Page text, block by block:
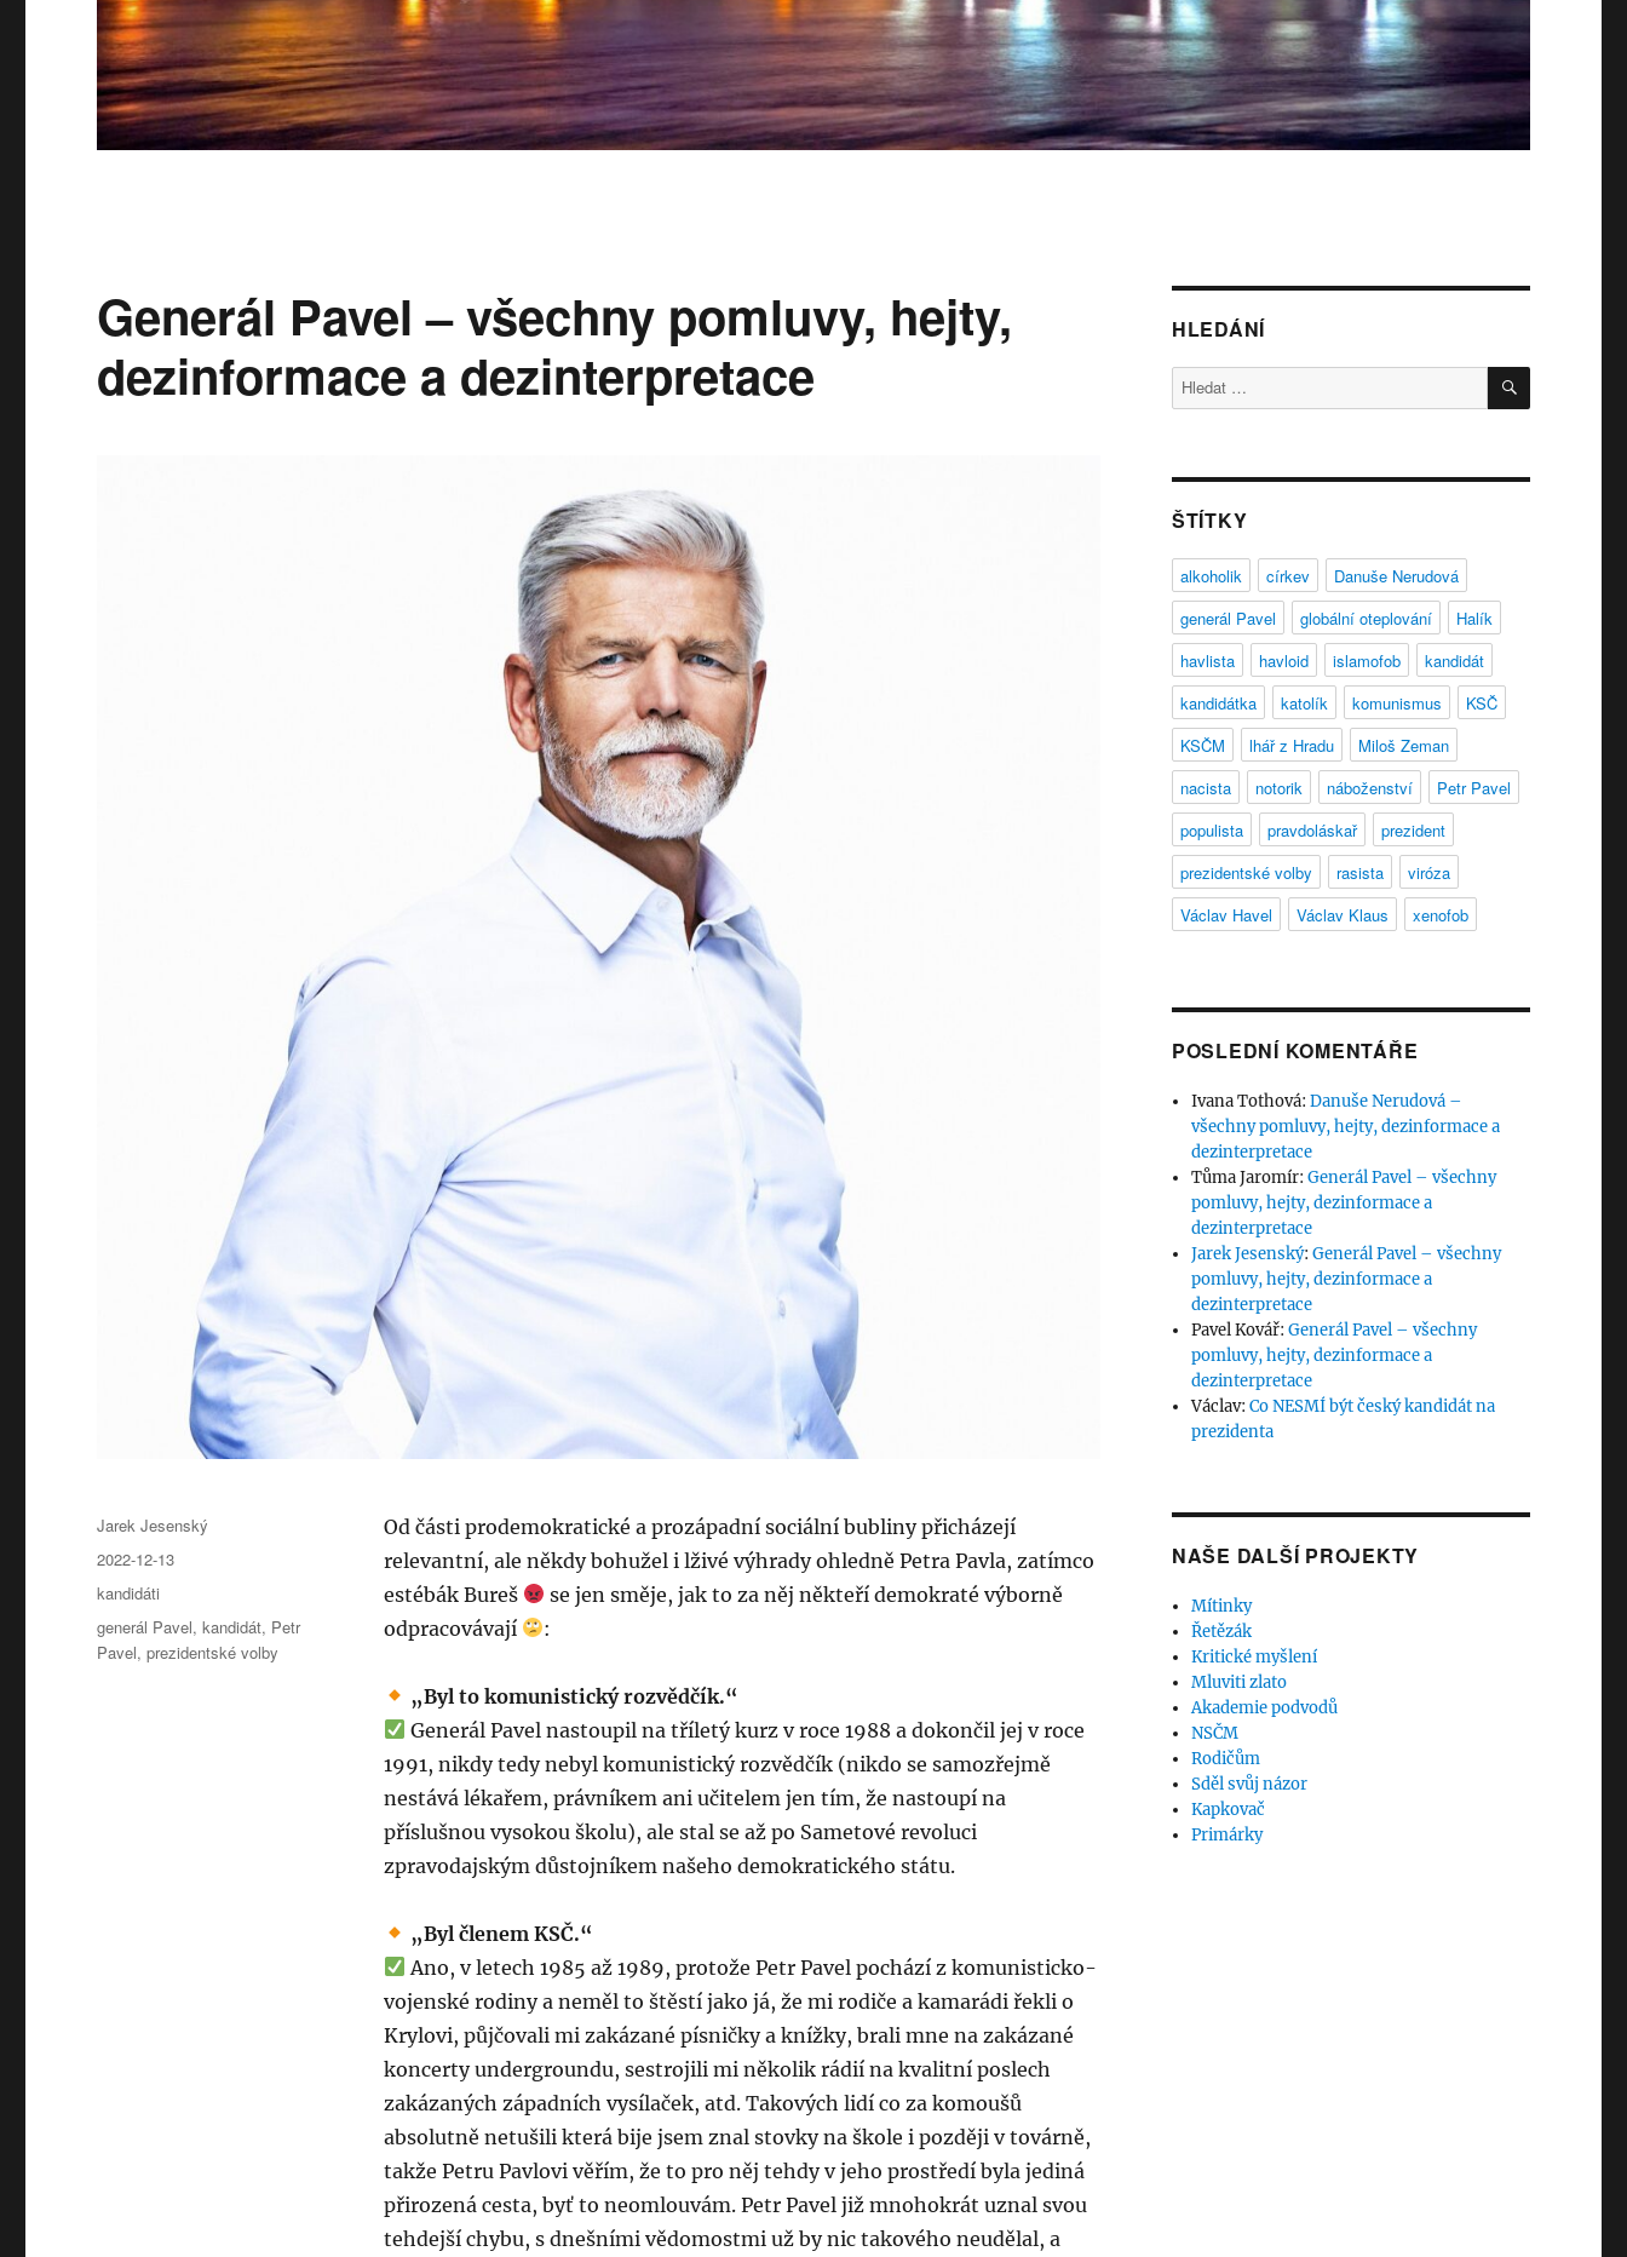
Generál Pavel – všechny pomluvy, hejty,
dezinformace a dezinterpretace
Od části prodemokratické a prozápadní sociální bubliny přicházejí
relevantní, ale někdy bohužel i lživé výhrady ohledně Petra Pavla, zatímco
estébák Bureš
se jen směje, jak to za něj někteří demokraté výborně
odpracovávají
:
„Byl to komunistický rozvědčík.“
Generál Pavel nastoupil na tříletý kurz v roce 1988 a dokončil jej v roce
1991, nikdy tedy nebyl komunistický rozvědčík (nikdo se samozřejmě
nestává lékařem, právníkem ani učitelem jen tím, že nastoupí na
příslušnou vysokou školu), ale stal se až po Sametové revoluci
zpravodajským důstojníkem našeho demokratického státu.
„Byl členem KSČ.“
Ano, v letech 1985 až 1989, protože Petr Pavel pochází z komunisticko-
vojenské rodiny a neměl to štěstí jako já, že mi rodiče a kamarádi řekli o
Krylovi, půjčovali mi zakázané písničky a knížky, brali mne na zakázané
koncerty undergroundu, sestrojili mi několik rádií na kvalitní poslech
zakázaných západních vysílaček, atd. Takových lidí co za komoušů
absolutně netušili která bije jsem znal stovky na škole i později v továrně,
takže Petru Pavlovi věřím, že to pro něj tehdy v jeho prostředí byla jediná
přirozená cesta, byť to neomlouvám. Petr Pavel již mnohokrát uznal svou
tehdejší chybu, s dnešními vědomostmi už by nic takového neudělal, a
Autor:
Jarek Jesenský
Publikováno:
2022-12-13
Rubriky:
kandidáti
Štítky:
generál Pavel,kandidát, Petr
Pavel,prezidentské volby
HLEDÁNÍ
Hledat: HLEDÁNÍ
ŠTÍTKY
alkoholik církev
Danuše Nerudová
generál Pavel
globální oteplování
Halík
havlista
havloid islamofob
kandidát
kandidátka
katolík komunismus
KSČ
KSČM
lhář z Hradu
Miloš Zeman
nacista
notorik náboženství
Petr Pavel
populista
pravdoláskař
prezident
prezidentské volby
rasista
viróza
Václav Havel
Václav Klaus xenofob
POSLEDNÍ KOMENTÁŘE
Ivana Tothová:Danuše Nerudová –
všechny pomluvy, hejty, dezinformace a
dezinterpretace
Tůma Jaromír:Generál Pavel – všechny
pomluvy, hejty, dezinformace a
dezinterpretace
Jarek Jesenský:Generál Pavel – všechny
pomluvy, hejty, dezinformace a
dezinterpretace
Pavel Kovář:Generál Pavel – všechny
pomluvy, hejty, dezinformace a
dezinterpretace
Václav:Co NESMÍ být český kandidát na
prezidenta
NAŠE DALŠÍ PROJEKTY
Mítinky
Řetězák
Kritické myšlení
Mluviti zlato
Akademie podvodů
NSČM
Rodičům
Sděl svůj názor
Kapkovač
Primárky